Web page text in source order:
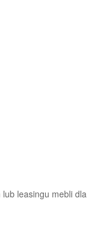
leasingu mebli dla